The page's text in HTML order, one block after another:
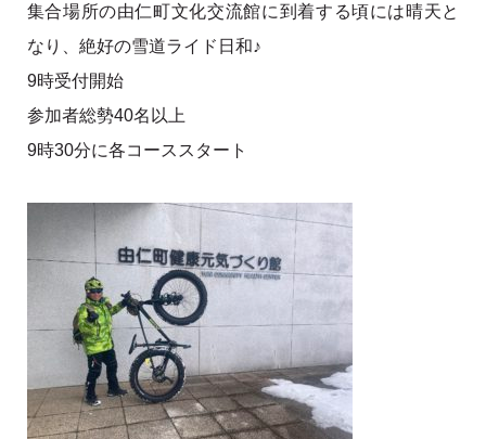
集合場所の由仁町文化交流館に到着する頃には晴天と
なり、絶好の雪道ライド日和♪
9時受付開始
参加者総勢40名以上
9時30分に各コーススタート